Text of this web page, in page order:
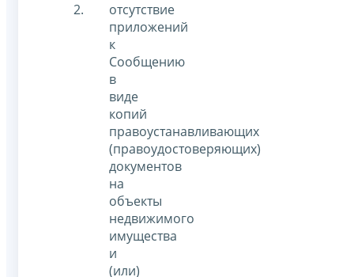
отсутствие
приложений
к
Сообщению
в
виде
копий
правоустанавливающих
(правоудостоверяющих)
документов
на
объекты
недвижимого
имущества
и
(или)